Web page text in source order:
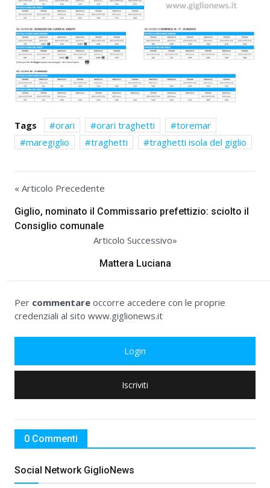
Tags orari orari traghetti
toremar
maregiglio
traghetti traghetti isola del giglio
« Articolo Precedente
Giglio, nominato il Commissario prefettizio: sciolto il
Consiglio comunale
Articolo Successivo»
Mattera Luciana
Per commentare occorre accedere con le proprie
credenziali al sito www.giglionews.it
Login
Iscriviti
0 Commenti
Social Network GiglioNews